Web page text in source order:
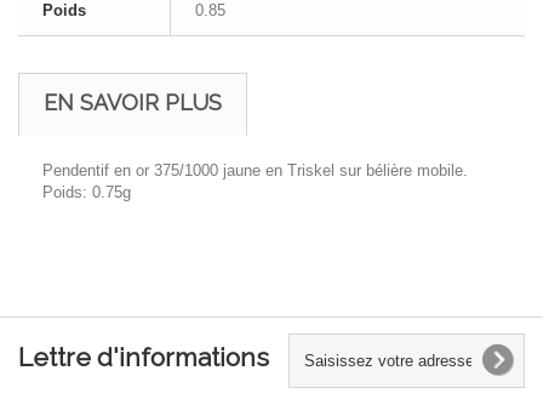
Poids 0.85
EN SAVOIR PLUS
Pendentif en or 375/1000 jaune en Triskel sur bélière mobile.
Poids: 0.75g
Lettre d'informations